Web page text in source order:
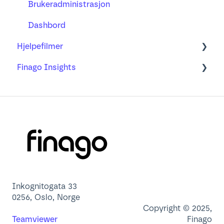
Brukeradministrasjon
Dashbord
Hjelpefilmer
Nettleser
Finago Insights
Inkognitogata 33
0256, Oslo, Norge
Teamviewer
Copyright © 2025,
Finago